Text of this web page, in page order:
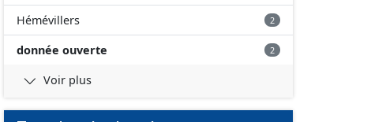
Hémévillers 2
donnée ouverte 2
Voir plus